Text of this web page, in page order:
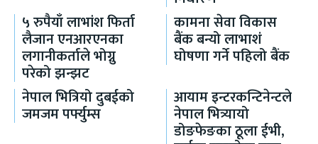
५ रुपैयाँ लाभांश फिर्ता
लैजान एनआरएनका
लगानीकर्ताले भोग्नु
परेको झन्झट
कामना सेवा विकास
बैंक बन्यो लाभाशं
घोषणा गर्ने पहिलो बैंक
नेपाल भित्रियो दुबईको
जमजम पर्फ्युम्स
आयाम इन्टरकन्टिनेन्टले
नेपाल भित्र्यायो
डोङफेङका ठूला ईभी,